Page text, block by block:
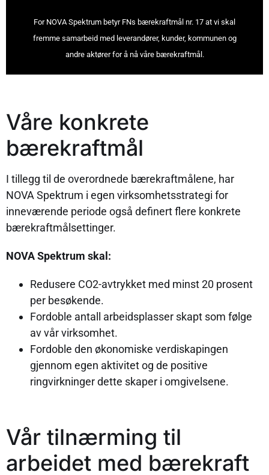
For NOVA Spektrum betyr FNs bærekraftmål nr. 17 at vi skal
fremme samarbeid med leverandører, kunder, kommunen og
andre aktører for å nå våre bærekraftmål.
Våre konkrete
bærekraftmål
I tillegg til de overordnede bærekraftmålene, har
NOVA Spektrum i egen virksomhetsstrategi for
inneværende periode også definert flere konkrete
bærekraftmålsettinger.
NOVA Spektrum skal:
Redusere CO2-avtrykket med minst 20 prosent
per besøkende.
Fordoble antall arbeidsplasser skapt som følge
av vår virksomhet.
Fordoble den økonomiske verdiskapingen
gjennom egen aktivitet og de positive
ringvirkninger dette skaper i omgivelsene.
Vår tilnærming til
arbeidet med bærekraft